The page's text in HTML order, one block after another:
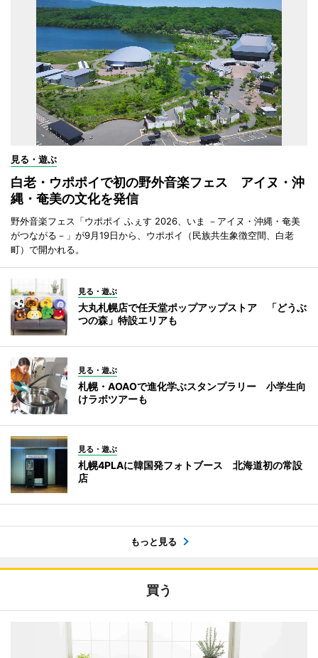
見る・遊ぶ
白老・ウポポイで初の野外音楽フェス アイヌ・沖
縄・奄美の文化を発信
野外音楽フェス「ウポポイ ふぇす 2026、いま －アイヌ・沖縄・奄美
がつながる－」が9月19日から、ウポポイ（民族共生象徴空間、白老
町）で開かれる。
見る・遊ぶ
大丸札幌店で任天堂ポップアップストア 「どうぶ
つの森」特設エリアも
見る・遊ぶ
札幌・AOAOで進化学ぶスタンプラリー 小学生向
けラボツアーも
見る・遊ぶ
札幌4PLAに韓国発フォトブース 北海道初の常設
店
もっと見る
買う